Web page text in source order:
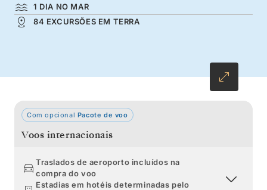
Marrocos, são imperdíveis, assim com os tons
pastel da cidade de Lisboa, à beira-mar
1 DIA NO MAR
84 EXCURSÕES EM TERRA
Com opcional Pacote de voo
Voos internacionais
Traslados de aeroporto incluídos na
compra do voo
Estadias em hotéis determinadas pelo